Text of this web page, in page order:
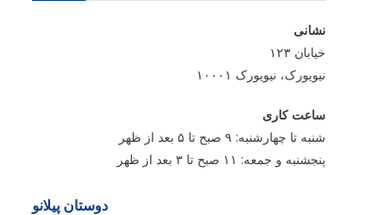
نشانی
خیابان ۱۲۳
نیویورک، نیویورک ۱۰۰۰۱
ساعت کاری
شنبه تا چهارشنبه: ۹ صبح تا ۵ بعد از ظهر
پنجشنبه و جمعه: ۱۱ صبح تا ۳ بعد از ظهر
دوستان پیلانو